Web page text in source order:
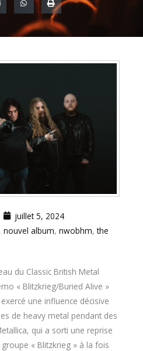
juillet 5, 2024
, nouvel album, nwobhm,the
du Classic British Metal
« Blitzkrieg/Buried Alive »
une influence décisive
de heavy metal pendant des
qui a sorti une reprise
« Blitzkrieg » à la fois